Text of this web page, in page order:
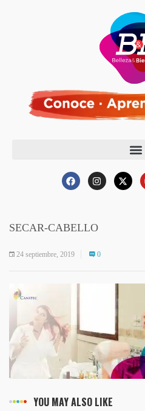
SECAR-CABELLO
24 septiembre, 2019 0
YOU MAY ALSO LIKE